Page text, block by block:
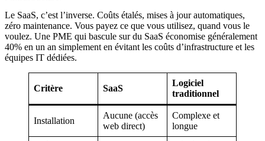
Le SaaS, c’est l’inverse. Coûts étalés, mises à jour automatiques,
zéro maintenance. Vous payez ce que vous utilisez, quand vous le
voulez. Une PME qui bascule sur du SaaS économise généralement
40% en un an simplement en évitant les coûts d’infrastructure et les
équipes IT dédiées.
Critère SaaS
Logiciel
traditionnel
Installation
Aucune (accès
web direct)
Complexe et
longue